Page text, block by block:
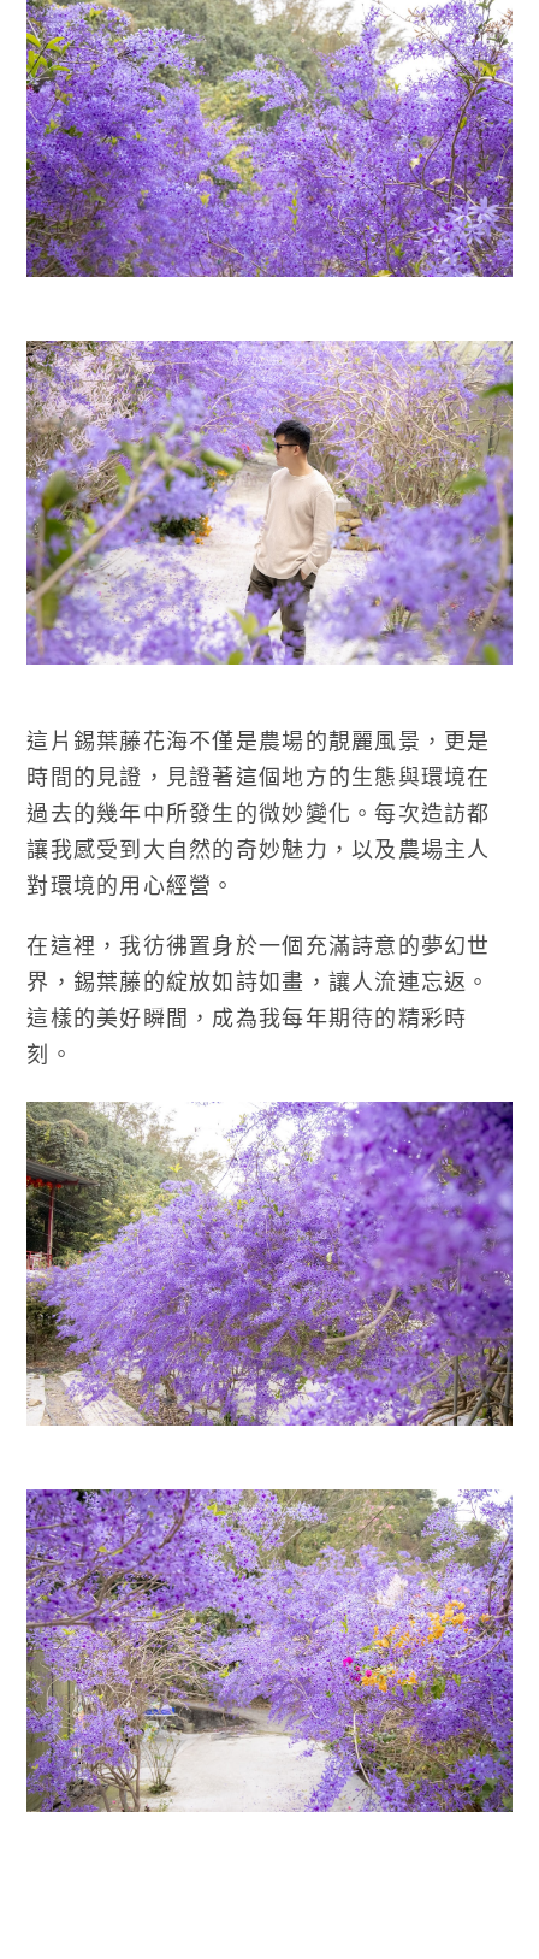
這片錫葉藤花海不僅是農場的靚麗風景，更是
時間的見證，見證著這個地方的生態與環境在
過去的幾年中所發生的微妙變化。每次造訪都
讓我感受到大自然的奇妙魅力，以及農場主人
對環境的用心經營。
在這裡，我彷彿置身於一個充滿詩意的夢幻世
界，錫葉藤的綻放如詩如畫，讓人流連忘返。
這樣的美好瞬間，成為我每年期待的精彩時
刻。